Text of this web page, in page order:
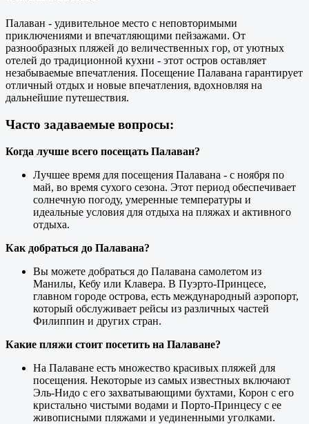
Палаван - удивительное место с неповторимыми
приключениями и впечатляющими пейзажами. От
разнообразных пляжей до величественных гор, от уютных
отелей до традиционной кухни - этот остров оставляет
незабываемые впечатления. Посещение Палавана гарантирует
отличный отдых и новые впечатления, вдохновляя на
дальнейшие путешествия.
Часто задаваемые вопросы:
Когда лучше всего посещать Палаван?
Лучшее время для посещения Палавана - с ноября по
май, во время сухого сезона. Этот период обеспечивает
солнечную погоду, умеренные температуры и
идеальные условия для отдыха на пляжах и активного
отдыха.
Как добраться до Палавана?
Вы можете добраться до Палавана самолетом из
Манилы, Кебу или Клавера. В Пуэрто-Принцесе,
главном городе острова, есть международный аэропорт,
который обслуживает рейсы из различных частей
Филиппин и других стран.
Какие пляжи стоит посетить на Палаване?
На Палаване есть множество красивых пляжей для
посещения. Некоторые из самых известных включают
Эль-Нидо с его захватывающими бухтами, Корон с его
кристально чистыми водами и Порто-Принцесу с ее
живописными пляжами и уединенными уголками.